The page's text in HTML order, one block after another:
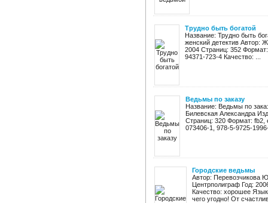
Трудно быть богатой
Название: Трудно быть
женский детектив Автор:
2004 Страниц: 352
94371-723-4 Качество: ...
Ведьмы по заказу
Название: Ведьмы по
Билевская Александра
Страниц: 320 Формат: fb2,
073406-1, 978-5-9725-
Городские ведьмы
Автор: Перевозчикова
Центрполиграф Год:
Качество: хорошее
чего угодно! От